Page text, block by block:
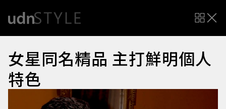
女星同名精品 主打鮮明個人
特色